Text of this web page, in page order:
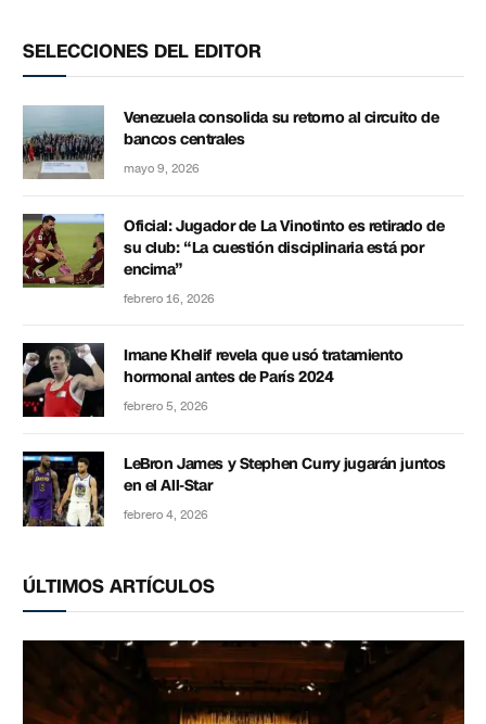
SELECCIONES DEL EDITOR
Venezuela consolida su retorno al circuito de
bancos centrales
mayo 9, 2026
Oficial: Jugador de La Vinotinto es retirado de
su club: “La cuestión disciplinaria está por
encima”
febrero 16, 2026
Imane Khelif revela que usó tratamiento
hormonal antes de París 2024
febrero 5, 2026
LeBron James y Stephen Curry jugarán juntos
en el All-Star
febrero 4, 2026
ÚLTIMOS ARTÍCULOS